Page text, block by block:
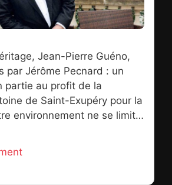
Jean-Pierre Guéno,
par Jérôme Pecnard : un
partie au profit de la
de Saint-Exupéry pour la
environnement ne se limite
en héritage, l’écrivain